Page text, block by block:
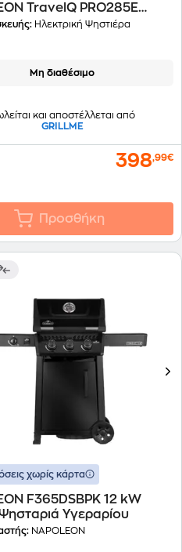
TravelQ PRO285E
BK-GR 2.200 W Μαύρο
Ηλεκτρική Ψηστιέρα
Μη διαθέσιμο
και αποστέλλεται από
GRILLME
398,99€
Προσθήκη
χωρίς κάρτα
F365DSBPK 12 kW
Υγεραρίου
NAPOLEON